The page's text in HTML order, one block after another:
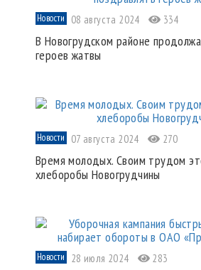
Новости 08 августа 2024 334
В Новогрудском районе
героев жатвы
Новости 07 августа 2024 270
Время молодых. Своим трудом
хлеборобы Новогрудчины
Новости 28 июля 2024 283